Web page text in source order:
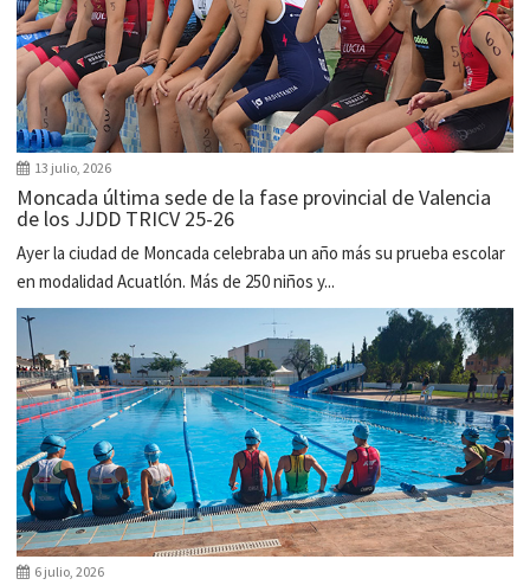
13 julio, 2026
Moncada última sede de la fase provincial de Valencia
de los JJDD TRICV 25-26
Ayer la ciudad de Moncada celebraba un año más su prueba escolar
en modalidad Acuatlón. Más de 250 niños y...
6 julio, 2026